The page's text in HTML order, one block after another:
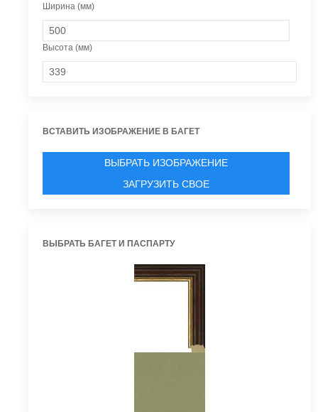
Ширина (мм)
Высота (мм)
ВСТАВИТЬ ИЗОБРАЖЕНИЕ В БАГЕТ
ВЫБРАТЬ ИЗОБРАЖЕНИЕ
ЗАГРУЗИТЬ СВОЕ
ВЫБРАТЬ БАГЕТ И ПАСПАРТУ